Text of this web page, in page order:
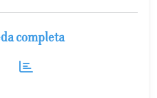
completa